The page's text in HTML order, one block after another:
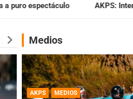
AKPS: Intervino la IGJ y oficializó el
Medios
AKPS MEDIOS